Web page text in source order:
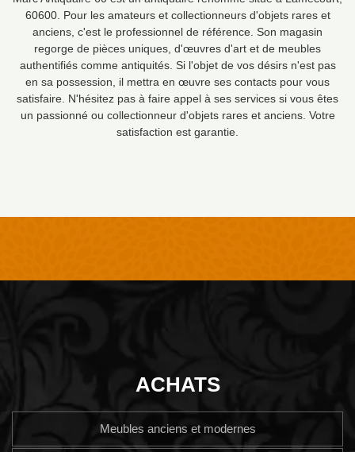
60600. Pour les amateurs et collectionneurs d'objets rares et
anciens, c'est le professionnel de référence. Son magasin
regorge de pièces uniques, d'œuvres d'art et de meubles
authentifiés comme antiquités. Si l'objet de vos désirs n'est pas
en sa possession, il mettra en œuvre ses contacts pour vous
satisfaire. N'hésitez pas à faire appel à ses services si vous êtes
un passionné ou collectionneur d'objets rares et anciens. Votre
satisfaction est garantie.
ACHATS
Meubles anciens et modernes